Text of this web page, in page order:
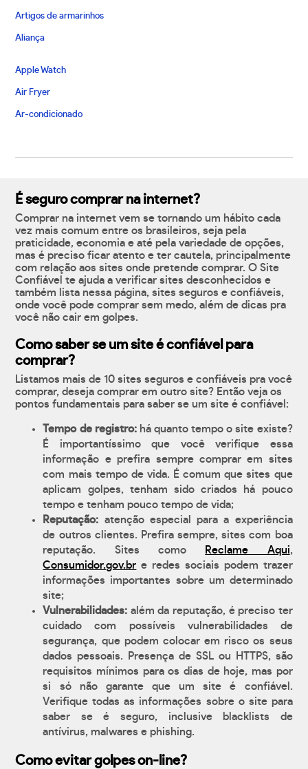
Artigos de armarinhos
Aliança
Apple Watch
Air Fryer
Ar-condicionado
É seguro comprar na internet?
Comprar na internet vem se tornando um hábito cada
vez mais comum entre os brasileiros, seja pela
praticidade, economia e até pela variedade de opções,
mas é preciso ficar atento e ter cautela, principalmente
com relação aos sites onde pretende comprar. O Site
Confiável te ajuda a verificar sites desconhecidos e
também lista nessa página, sites seguros e confiáveis,
onde você pode comprar sem medo, além de dicas pra
você não cair em golpes.
Como saber se um site é confiável para
comprar?
Listamos mais de 10 sites seguros e confiáveis pra você
comprar, deseja comprar em outro site? Então veja os
pontos fundamentais para saber se um site é confiável:
Tempo de registro:há quanto tempo o site existe?
É importantíssimo que você verifique essa
informação e prefira sempre comprar em sites
com mais tempo de vida. É comum que sites que
aplicam golpes, tenham sido criados há pouco
tempo e tenham pouco tempo de vida;
Reputação: atenção especial para a experiência
de outros clientes. Prefira sempre, sites com boa
reputação. Sites como
Reclame Aqui,
Consumidor.gov.br e redes sociais podem trazer
informações importantes sobre um determinado
site;
Vulnerabilidades: além da reputação, é preciso ter
cuidado com possíveis vulnerabilidades de
segurança, que podem colocar em risco os seus
dados pessoais. Presença de SSL ou HTTPS, são
requisitos mínimos para os dias de hoje, mas por
si só não garante que um site é confiável.
Verifique todas as informações sobre o site para
saber se é seguro, inclusive blacklists de
antívirus, malwares e phishing.
Como evitar golpes on-line?